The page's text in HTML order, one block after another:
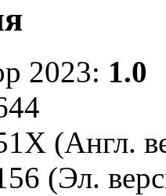
2023: 1.0
(Англ.
(Эл.